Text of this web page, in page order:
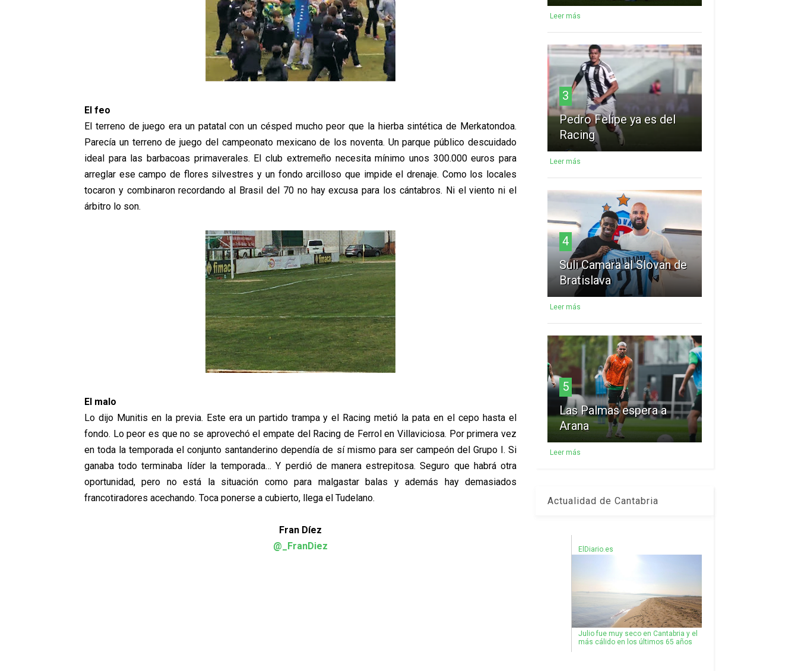
El feo
El terreno de juego era un patatal con un césped mucho peor que la hierba sintética de Merkatondoa.
Parecía un terreno de juego del campeonato mexicano de los noventa. Un parque público descuidado
ideal para las barbacoas primaverales. El club extremeño necesita mínimo unos 300.000 euros para
arreglar ese campo de flores silvestres y un fondo arcilloso que impide el drenaje. Como los locales
tocaron y combinaron recordando al Brasil del 70 no hay excusa para los cántabros. Ni el viento ni el
árbitro lo son.
El malo
Lo dijo Munitis en la previa. Este era un partido trampa y el Racing metió la pata en el cepo hasta el
fondo. Lo peor es que no se aprovechó el empate del Racing de Ferrol en Villaviciosa. Por primera vez
en toda la temporada el conjunto santanderino dependía de sí mismo para ser campeón del Grupo I. Si
ganaba todo terminaba líder la temporada… Y perdió de manera estrepitosa. Seguro que habrá otra
oportunidad, pero no está la situación como para malgastar balas y además hay demasiados
francotiradores acechando. Toca ponerse a cubierto, llega el Tudelano.
Fran Díez
@_FranDiez
Leer más
3
Pedro Felipe ya es del
Racing
Leer más
4
Suli Camara al Slovan de
Bratislava
Leer más
5
Las Palmas espera a
Arana
Leer más
Actualidad de Cantabria
ElDiario.es
Julio fue muy seco en Cantabria y el
más cálido en los últimos 65 años